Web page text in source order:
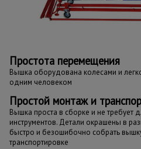
Простота перемещения
Вышка оборудована колесами и
одним человеком
Простой монтаж и
Вышка проста в сборке и не требует
инструментов. Детали окрашены в
быстро и безошибочно собрать
транспортировке